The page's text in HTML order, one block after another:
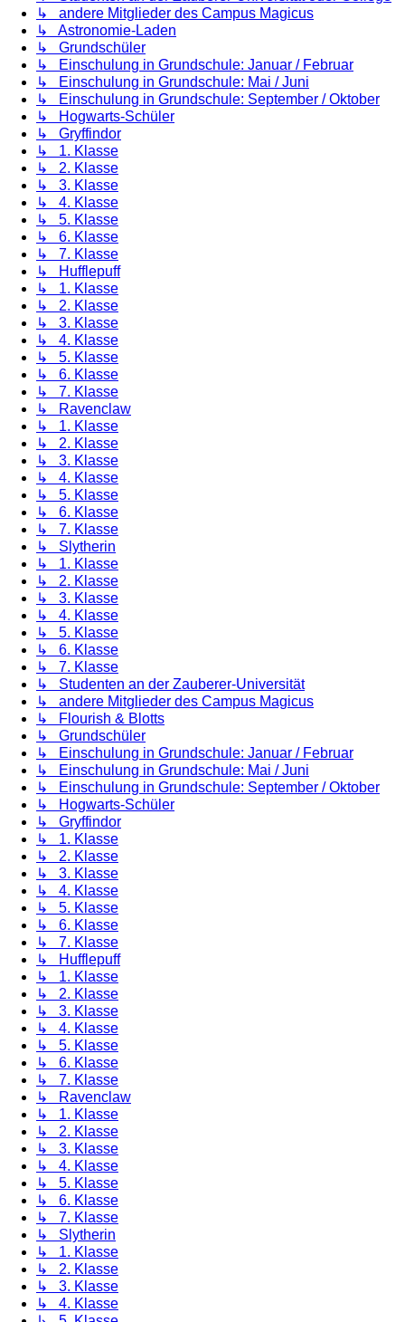
↳ andere Mitglieder des Campus Magicus
↳ Astronomie-Laden
↳ Grundschüler
↳ Einschulung in Grundschule: Januar / Februar
↳ Einschulung in Grundschule: Mai / Juni
↳ Einschulung in Grundschule: September / Oktober
↳ Hogwarts-Schüler
↳ Gryffindor
↳ 1. Klasse
↳ 2. Klasse
↳ 3. Klasse
↳ 4. Klasse
↳ 5. Klasse
↳ 6. Klasse
↳ 7. Klasse
↳ Hufflepuff
↳ 1. Klasse
↳ 2. Klasse
↳ 3. Klasse
↳ 4. Klasse
↳ 5. Klasse
↳ 6. Klasse
↳ 7. Klasse
↳ Ravenclaw
↳ 1. Klasse
↳ 2. Klasse
↳ 3. Klasse
↳ 4. Klasse
↳ 5. Klasse
↳ 6. Klasse
↳ 7. Klasse
↳ Slytherin
↳ 1. Klasse
↳ 2. Klasse
↳ 3. Klasse
↳ 4. Klasse
↳ 5. Klasse
↳ 6. Klasse
↳ 7. Klasse
↳ Studenten an der Zauberer-Universität
↳ andere Mitglieder des Campus Magicus
↳ Flourish & Blotts
↳ Grundschüler
↳ Einschulung in Grundschule: Januar / Februar
↳ Einschulung in Grundschule: Mai / Juni
↳ Einschulung in Grundschule: September / Oktober
↳ Hogwarts-Schüler
↳ Gryffindor
↳ 1. Klasse
↳ 2. Klasse
↳ 3. Klasse
↳ 4. Klasse
↳ 5. Klasse
↳ 6. Klasse
↳ 7. Klasse
↳ Hufflepuff
↳ 1. Klasse
↳ 2. Klasse
↳ 3. Klasse
↳ 4. Klasse
↳ 5. Klasse
↳ 6. Klasse
↳ 7. Klasse
↳ Ravenclaw
↳ 1. Klasse
↳ 2. Klasse
↳ 3. Klasse
↳ 4. Klasse
↳ 5. Klasse
↳ 6. Klasse
↳ 7. Klasse
↳ Slytherin
↳ 1. Klasse
↳ 2. Klasse
↳ 3. Klasse
↳ 4. Klasse